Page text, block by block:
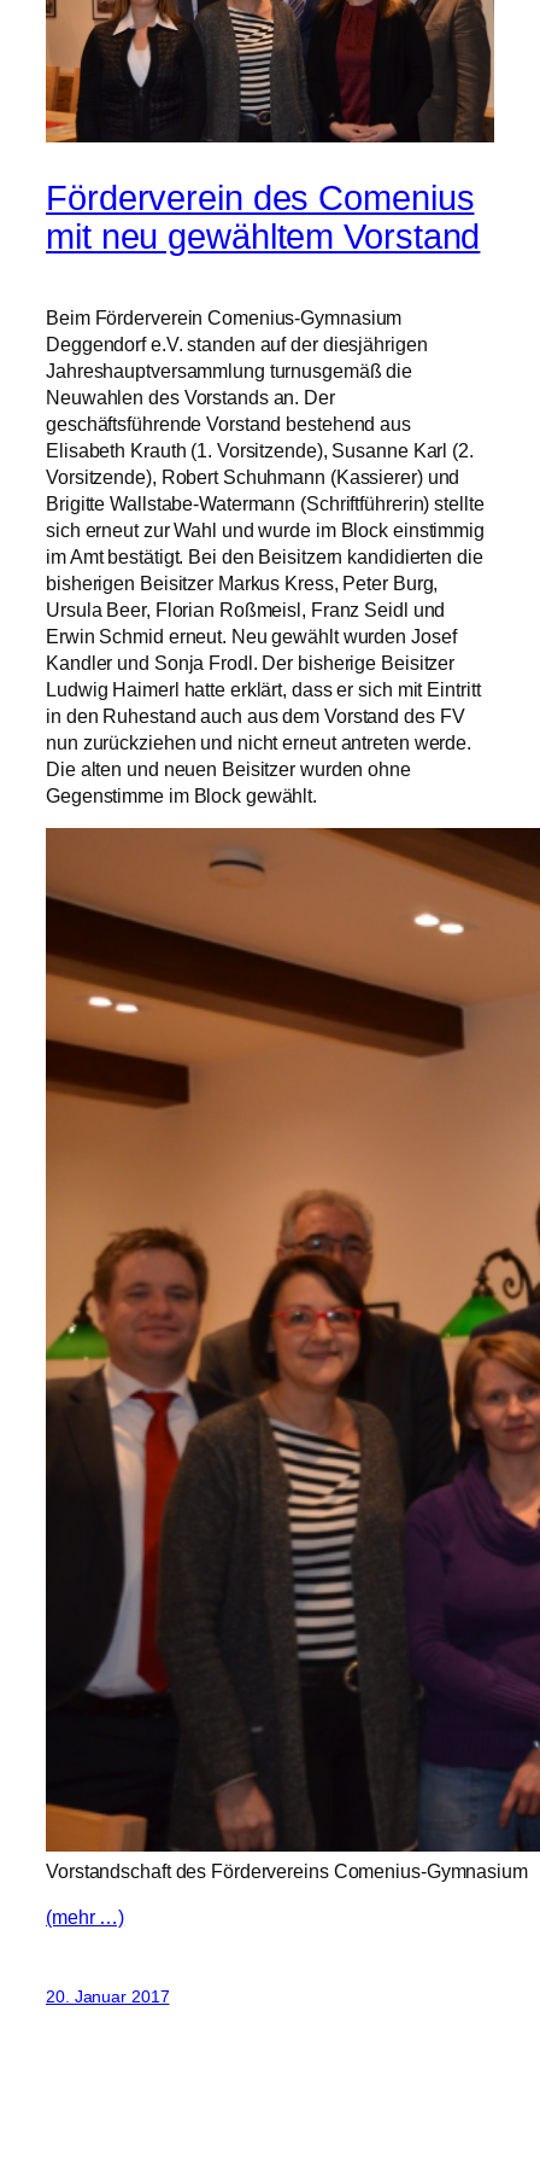
Förderverein des Comenius
mit neu gewähltem Vorstand
Beim Förderverein Comenius-Gymnasium
Deggendorf e.V. standen auf der diesjährigen
Jahreshauptversammlung turnusgemäß die
Neuwahlen des Vorstands an. Der
geschäftsführende Vorstand bestehend aus
Elisabeth Krauth (1. Vorsitzende), Susanne Karl (2.
Vorsitzende), Robert Schuhmann (Kassierer) und
Brigitte Wallstabe-Watermann (Schriftführerin) stellte
sich erneut zur Wahl und wurde im Block einstimmig
im Amt bestätigt. Bei den Beisitzern kandidierten die
bisherigen Beisitzer Markus Kress, Peter Burg,
Ursula Beer, Florian Roßmeisl, Franz Seidl und
Erwin Schmid erneut. Neu gewählt wurden Josef
Kandler und Sonja Frodl. Der bisherige Beisitzer
Ludwig Haimerl hatte erklärt, dass er sich mit Eintritt
in den Ruhestand auch aus dem Vorstand des FV
nun zurückziehen und nicht erneut antreten werde.
Die alten und neuen Beisitzer wurden ohne
Gegenstimme im Block gewählt.
Vorstandschaft des Fördervereins Comenius-Gymnasium
(mehr …)
20. Januar 2017